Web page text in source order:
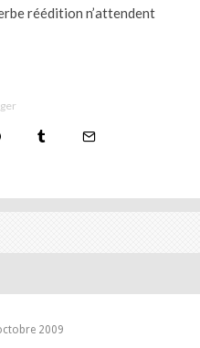
réédition n’attendent
2009